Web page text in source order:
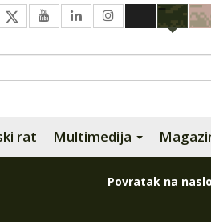
rat Multimedija
Povratak na